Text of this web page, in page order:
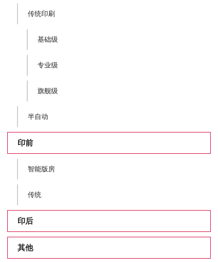
传统印刷
基础级
专业级
旗舰级
半自动
印前
智能版房
传统
印后
其他